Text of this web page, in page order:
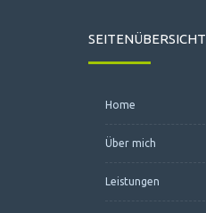
SEITENÜBERSICHT
Home
Über mich
Leistungen